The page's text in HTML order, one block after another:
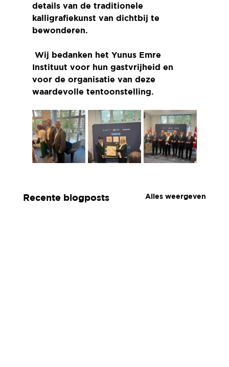
details van de traditionele
kalligrafiekunst van dichtbij te
bewonderen.
Instituut voor hun gastvrijheid en
voor de organisatie van deze
waardevolle tentoonstelling.
Recente blogposts Alles weergeven